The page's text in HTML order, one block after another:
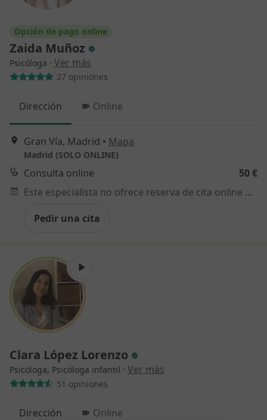
Opción de pago online
Zaida Muñoz
Psicóloga · Ver más
27 opiniones
Dirección Online
Gran Vía, Madrid • Mapa
Madrid (SOLO ONLINE)
Consulta online
50 €
Este especialista no ofrece reserva de cita online en esta dirección.
Pedir una cita
Clara López Lorenzo
Psicóloga, Psicóloga infantil · Ver más
51 opiniones
Dirección Online